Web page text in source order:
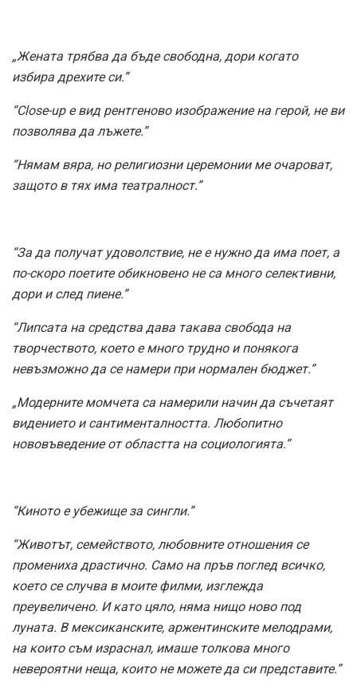
„Жената трябва да бъде свободна, дори когато
избира дрехите си.”
“Close-up е вид рентгеново изображение на герой, не ви
позволява да лъжете.”
“Нямам вяра, но религиозни церемонии ме очароват,
защото в тях има театралност.”
“За да получат удоволствие, не е нужно да има поет, а
по-скоро поетите обикновено не са много селективни,
дори и след пиене.”
“Липсата на средства дава такава свобода на
творчеството, което е много трудно и понякога
невъзможно да се намери при нормален бюджет.”
„Модерните момчета са намерили начин да съчетаят
видението и сантименталността. Любопитно
нововъведение от областта на социологията.”
“Киното е убежище за сингли.”
“Животът, семейството, любовните отношения се
промениха драстично. Само на пръв поглед всичко,
което се случва в моите филми, изглежда
преувеличено. И като цяло, няма нищо ново под
луната. В мексиканските, аржентинските мелодрами,
на които съм израснал, имаше толкова много
невероятни неща, които не можете да си представите.”